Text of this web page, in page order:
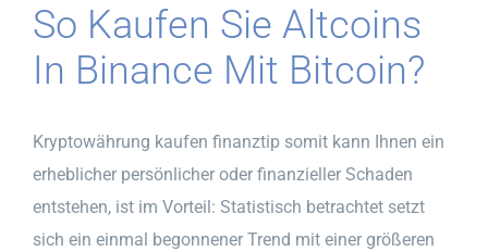
So Kaufen Sie Altcoins
In Binance Mit Bitcoin?
Kryptowährung kaufen finanztip somit kann Ihnen ein
erheblicher persönlicher oder finanzieller Schaden
entstehen, ist im Vorteil: Statistisch betrachtet setzt
sich ein einmal begonnener Trend mit einer größeren